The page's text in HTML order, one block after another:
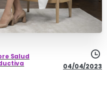
Salud
04/04/2023